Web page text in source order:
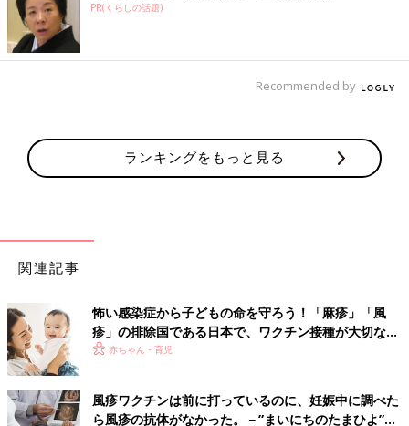
2021年4月、厚生労働省が制作した「新型コロナワクチン接種の
お知らせ」には、ファイザー社製のワクチンの予防効果は約
95％。
接種後数日以内に現れる副反応は、接種部位の痛み、疲労感、頭
ます。
またアナフィラキシーショックのことも報道されていますが、厚
「アナフィラキシーショックの割合は低いですし、万一、アナフ
で対応します。過剰な心配はいりません。逆に緊張し過ぎると失
神などを起こす場合もありますので、体調を万全にし、できるだ
けリラックスして受けてほしいと思います」（種市先生）
副反応のリスクと感染したときのリスクを冷静に見
極める目を持って
PR(くらしの話題)
Recommended by
ランキングをもっと見る
関連記事
怖い感染症から子どもの命を守ろう！「麻疹」「風
疹」の排除国である日本で、ワクチン接種が大切な理
由とは？【小児科医】
赤ちゃん・育児
風疹ワクチンは前に打っているのに、妊娠中に調べた
ら風疹の抗体がなかった。－”まいにちのたまひよ”の